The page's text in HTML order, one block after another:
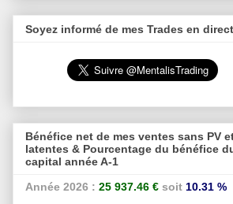
Soyez informé de mes Trades en direct
Bénéfice net de mes ventes sans PV
latentes & Pourcentage du bénéfice
capital année A-1
Année 2026 : 25 937.46 € soit 10.31 %